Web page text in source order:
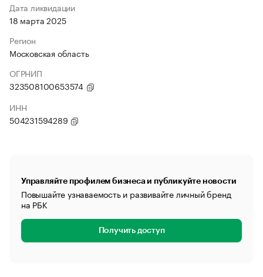
Дата ликвидации
18 марта 2025
Регион
Московская область
ОГРНИП
323508100653574
ИНН
504231594289
Управляйте профилем бизнеса и публикуйте новости
Повышайте узнаваемость и развивайте личный бренд
на РБК
Получить доступ